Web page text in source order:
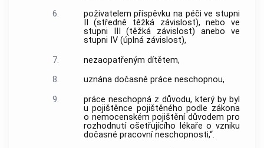
6.
poživatelem příspěvku na péči ve stupni
II (středně těžká závislost), nebo ve
stupni III (těžká závislost) anebo ve
stupni IV (úplná závislost),
7.
nezaopatřeným dítětem,
8.
uznána dočasně práce neschopnou,
9.
práce neschopná z důvodu, který by byl
u pojištěnce pojištěného podle zákona
o nemocenském pojištění důvodem pro
rozhodnutí ošetřujícího lékaře o vzniku
dočasné pracovní neschopnosti,“.